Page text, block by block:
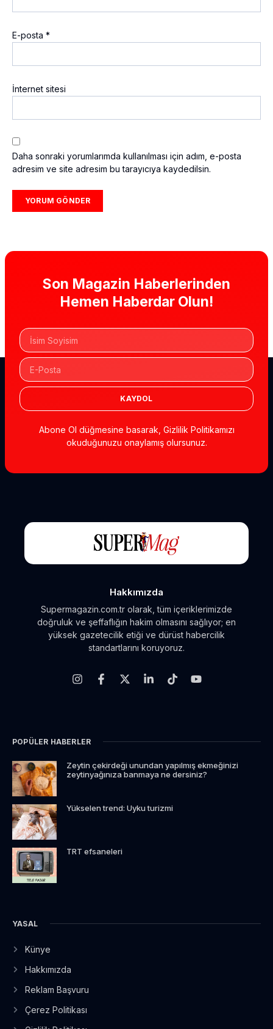
E-posta *
İnternet sitesi
Daha sonraki yorumlarımda kullanılması için adım, e-posta
adresim ve site adresim bu tarayıcıya kaydedilsin.
Son Magazin Haberlerinden
Hemen Haberdar Olun!
KAYDOL
Abone Ol düğmesine basarak, Gizlilik Politikamızı
okuduğunuzu onaylamış olursunuz.
Hakkımızda
Supermagazin.com.tr olarak, tüm içeriklerimizde
doğruluk ve şeffaflığın hakim olmasını sağlıyor; en
yüksek gazetecilik etiği ve dürüst habercilik
standartlarını koruyoruz.
POPÜLER HABERLER
Zeytin çekirdeği unundan yapılmış ekmeğinizi
zeytinyağınıza banmaya ne dersiniz?
Yükselen trend: Uyku turizmi
TRT efsaneleri
YASAL
Künye
Hakkımızda
Reklam Başvuru
Çerez Politikası